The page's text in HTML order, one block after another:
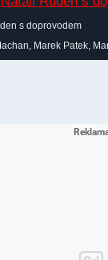
s doprovodem
Marek Patek,